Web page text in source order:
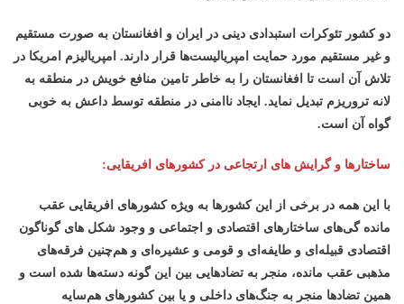
دو کشور تئوکرات استبدادی دینی در ایران و افغانستان به صورت مستقیم
و غیر مستقیم مورد حمایت امپریالیست‌ها قرار دارند. امپریالیزم امریکا در
تلاش آن است تا افغانستان را به خاطر تامین منافع خویش در منطقه به
لانه تروریزم تبدیل نماید. ایجاد ناامنی در منطقه توسط داعش به خوبی
گواه آن است.
ساختارها و گرایش های ارتجاعی در کشورهای افریقایی:
با این همه در برخی از این کشورها به ویژه کشورهای افریقایی عقب
مانده گی‌های ساختارهای اقتصادی و اجتماعی و وجود شکل های گوناگون
اقتصادی قبیله‌ای و طایفه‌ای و قومی و عشیره‌ای و هم‌چنین فرقه‌های
مذهبی عقب مانده، منجر به تضادهایی بین این گونه دسته‌ها شده است و
همین تضادها منجر به جنگ‌های داخلی و یا بین کشورهای هم‌سایه